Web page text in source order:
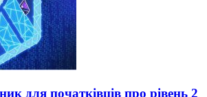
для початківців про рівень 2